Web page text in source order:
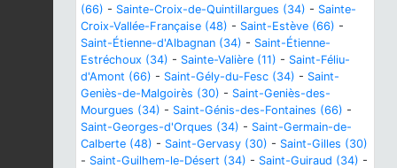
(66) - Sainte-Croix-de-Quintillargues (34) - Sainte-
Croix-Vallée-Française (48) - Saint-Estève (66) -
Saint-Étienne-d'Albagnan (34) - Saint-Étienne-
Estréchoux (34) - Sainte-Valière (11) - Saint-Féliu-
d'Amont (66) - Saint-Gély-du-Fesc (34) - Saint-
Geniès-de-Malgoirès (30) - Saint-Geniès-des-
Mourgues (34) - Saint-Génis-des-Fontaines (66) -
Saint-Georges-d'Orques (34) - Saint-Germain-de-
Calberte (48) - Saint-Gervasy (30) - Saint-Gilles (30)
- Saint-Guilhem-le-Désert (34) - Saint-Guiraud (34) -